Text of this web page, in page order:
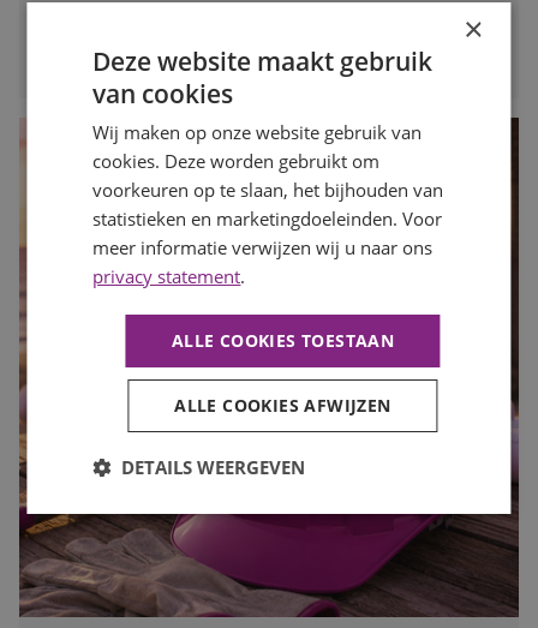
×
Deze website maakt gebruik
van cookies
Wij maken op onze website gebruik van
cookies. Deze worden gebruikt om
voorkeuren op te slaan, het bijhouden van
statistieken en marketingdoeleinden. Voor
meer informatie verwijzen wij u naar ons
privacy statement.
ALLE COOKIES TOESTAAN
ALLE COOKIES AFWIJZEN
DETAILS WEERGEVEN